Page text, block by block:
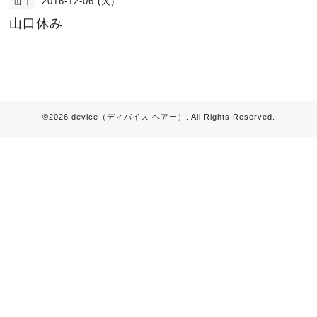
山口休み
©2026 device（ディバイス ヘアー） . All Rights Reserved.